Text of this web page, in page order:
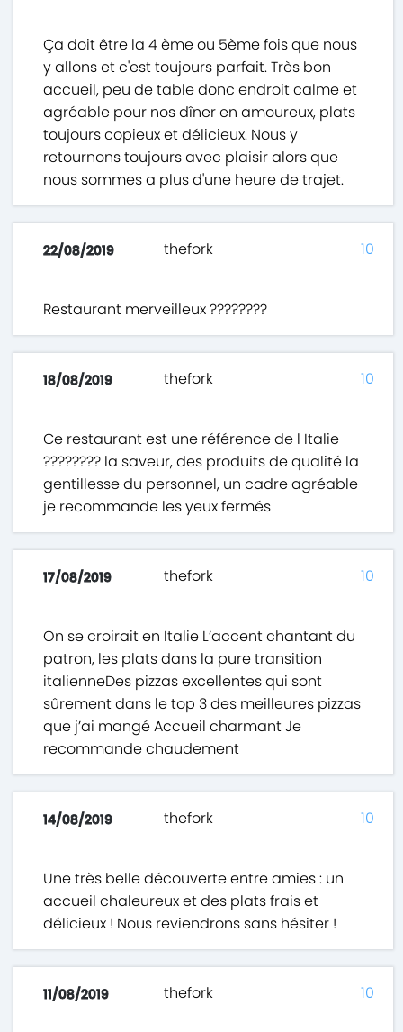
Ça doit être la 4 ème ou 5ème fois que nous
y allons et c'est toujours parfait. Très bon
accueil, peu de table donc endroit calme et
agréable pour nos dîner en amoureux, plats
toujours copieux et délicieux. Nous y
retournons toujours avec plaisir alors que
nous sommes a plus d'une heure de trajet.
22/08/2019 thefork
Restaurant merveilleux ????????
10
18/08/2019 thefork
Ce restaurant est une référence de l Italie
???????? la saveur, des produits de qualité la
gentillesse du personnel, un cadre agréable
je recommande les yeux fermés
10
17/08/2019 thefork
On se croirait en Italie L’accent chantant du
patron, les plats dans la pure transition
italienneDes pizzas excellentes qui sont
sûrement dans le top 3 des meilleures pizzas
que j’ai mangé Accueil charmant Je
recommande chaudement
10
14/08/2019 thefork
Une très belle découverte entre amies : un
accueil chaleureux et des plats frais et
délicieux ! Nous reviendrons sans hésiter !
10
11/08/2019 thefork 10